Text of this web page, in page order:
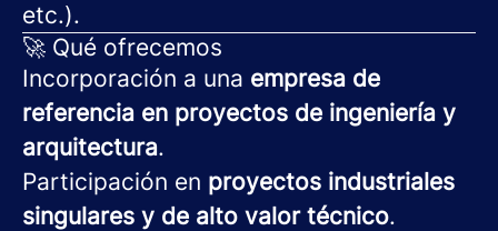
etc.).
🚀 Qué ofrecemos
Incorporación a una empresa de
referencia en proyectos de ingeniería y
arquitectura.
Participación en proyectos industriales
singulares y de alto valor técnico.